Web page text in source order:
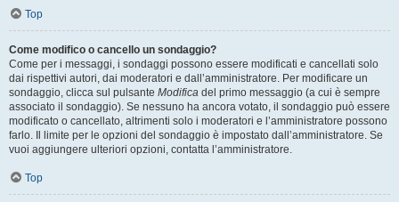
Top
Come modifico o cancello un sondaggio?
Come per i messaggi, i sondaggi possono essere modificati e cancellati solo
dai rispettivi autori, dai moderatori e dall’amministratore. Per modificare un
sondaggio, clicca sul pulsante Modifica del primo messaggio (a cui è sempre
associato il sondaggio). Se nessuno ha ancora votato, il sondaggio può essere
modificato o cancellato, altrimenti solo i moderatori e l’amministratore possono
farlo. Il limite per le opzioni del sondaggio è impostato dall’amministratore. Se
vuoi aggiungere ulteriori opzioni, contatta l’amministratore.
Top